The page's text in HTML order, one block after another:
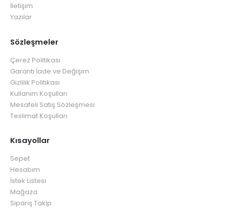
İletişim
Yazılar
Sözleşmeler
Çerez Politikası
Garanti İade ve Değişim
Gizlilik Politikası
Kullanım Koşulları
Mesafeli Satış Sözleşmesi
Teslimat Koşulları
Kısayollar
Sepet
Hesabım
İstek Listesi
Mağaza
Sipariş Takip